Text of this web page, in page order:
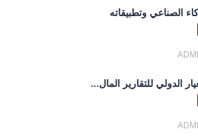
الصناعي وتطبيقاته
الدولي للتقارير المال...